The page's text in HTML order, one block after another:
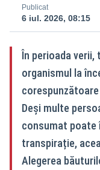
Publicat
6 iul. 2026, 08:15
În perioada
organismul la
Deși multe
consumat poate
transpirație,
Alegerea